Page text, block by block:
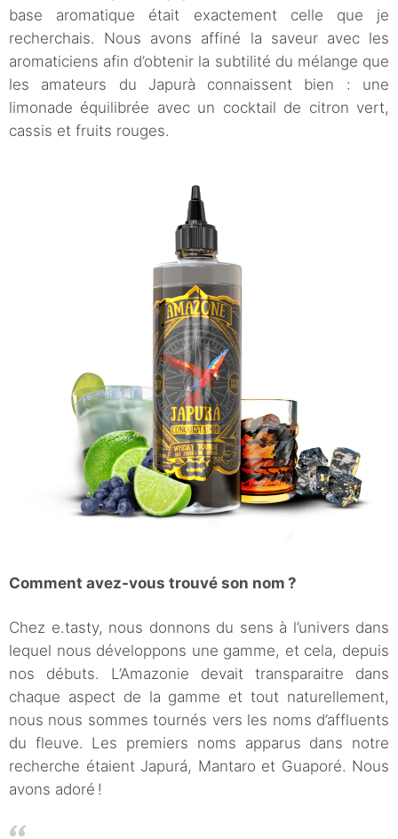
base aromatique était exactement celle que je
recherchais. Nous avons affiné la saveur avec les
aromaticiens afin d’obtenir la subtilité du mélange que
les amateurs du Japurà connaissent bien : une
limonade équilibrée avec un cocktail de citron vert,
cassis et fruits rouges.
Comment avez-vous trouvé son nom ?
Chez e.tasty, nous donnons du sens à l’univers dans
lequel nous développons une gamme, et cela, depuis
nos débuts. L’Amazonie devait transparaitre dans
chaque aspect de la gamme et tout naturellement,
nous nous sommes tournés vers les noms d’affluents
du fleuve. Les premiers noms apparus dans notre
recherche étaient Japurá, Mantaro et Guaporé. Nous
avons adoré !